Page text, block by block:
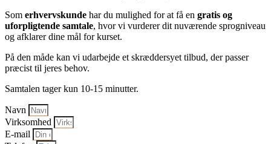
Som erhvervskunde har du mulighed for at få en gratis og
uforpligtende samtale, hvor vi vurderer dit nuværende sprogniveau
og afklarer dine mål for kurset.
På den måde kan vi udarbejde et skræddersyet tilbud, der passer
præcist til jeres behov.
Samtalen tager kun 10-15 minutter.
Navn
Virksomhed
E-mail